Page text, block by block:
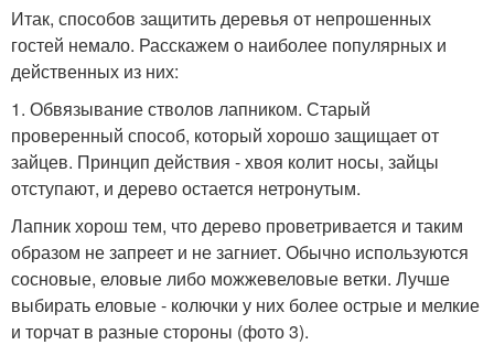
Итак, способов защитить деревья от непрошенных
гостей немало. Расскажем о наиболее популярных и
действенных из них:
1. Обвязывание стволов лапником. Старый
проверенный способ, который хорошо защищает от
зайцев. Принцип действия - хвоя колит носы, зайцы
отступают, и дерево остается нетронутым.
Лапник хорош тем, что дерево проветривается и таким
образом не запреет и не загниет. Обычно используются
сосновые, еловые либо можжевеловые ветки. Лучше
выбирать еловые - колючки у них более острые и мелкие
и торчат в разные стороны (фото 3).